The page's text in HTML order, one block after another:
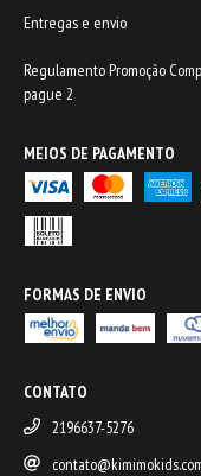
Entregas e envio
Regulamento Promoção
pague 2
MEIOS DE PAGAMENTO
FORMAS DE ENVIO
CONTATO
2196637-5276